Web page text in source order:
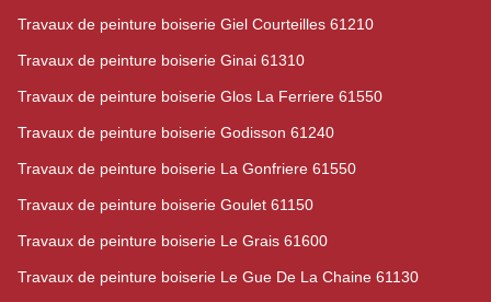
Travaux de peinture boiserie Giel Courteilles 61210
Travaux de peinture boiserie Ginai 61310
Travaux de peinture boiserie Glos La Ferriere 61550
Travaux de peinture boiserie Godisson 61240
Travaux de peinture boiserie La Gonfriere 61550
Travaux de peinture boiserie Goulet 61150
Travaux de peinture boiserie Le Grais 61600
Travaux de peinture boiserie Le Gue De La Chaine 61130